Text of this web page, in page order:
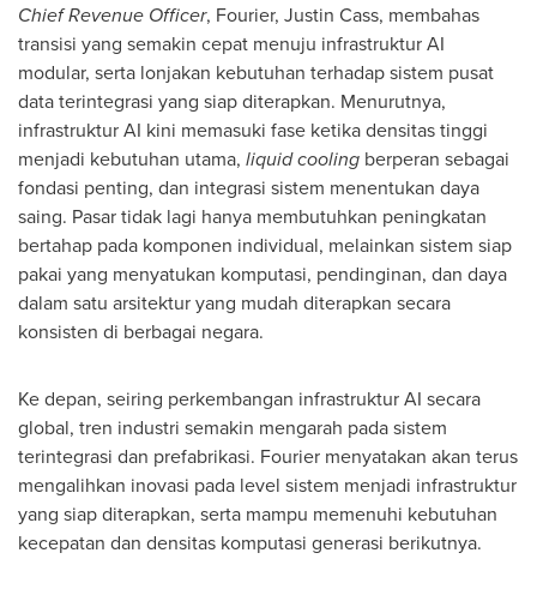
Chief Revenue Officer, Fourier, Justin Cass, membahas
transisi yang semakin cepat menuju infrastruktur AI
modular, serta lonjakan kebutuhan terhadap sistem pusat
data terintegrasi yang siap diterapkan. Menurutnya,
infrastruktur AI kini memasuki fase ketika densitas tinggi
menjadi kebutuhan utama, liquid cooling berperan sebagai
fondasi penting, dan integrasi sistem menentukan daya
saing. Pasar tidak lagi hanya membutuhkan peningkatan
bertahap pada komponen individual, melainkan sistem siap
pakai yang menyatukan komputasi, pendinginan, dan daya
dalam satu arsitektur yang mudah diterapkan secara
konsisten di berbagai negara.
Ke depan, seiring perkembangan infrastruktur AI secara
global, tren industri semakin mengarah pada sistem
terintegrasi dan prefabrikasi. Fourier menyatakan akan terus
mengalihkan inovasi pada level sistem menjadi infrastruktur
yang siap diterapkan, serta mampu memenuhi kebutuhan
kecepatan dan densitas komputasi generasi berikutnya.